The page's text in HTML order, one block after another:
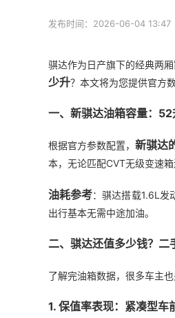
发布时间：2026-06-04 13:47
骐达作为日产旗下的经典两
少升？本文将为您提供官方
一、新骐达油箱容量：52
根据官方参数配置，新骐达
本，无论匹配CVT无级变速
油耗参考：骐达搭载1.6L
出行基本无需中途加油。
二、骐达还值多少钱？二
了解完油箱数据，很多车主也
1. 保值率表现：紧凑型车